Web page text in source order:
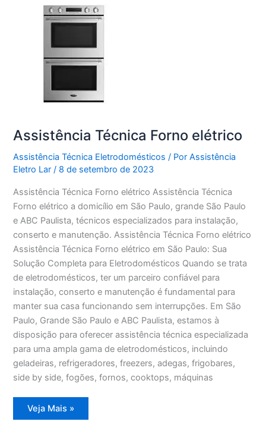
Assistência Técnica Forno elétrico
Assistência Técnica Eletrodomésticos / PorAssistência
Eletro Lar/ 8 de setembro de 2023
Assistência Técnica Forno elétrico Assistência Técnica
Forno elétrico a domicílio em São Paulo, grande São Paulo
e ABC Paulista, técnicos especializados para instalação,
conserto e manutenção. Assistência Técnica Forno elétrico
Assistência Técnica Forno elétrico em São Paulo: Sua
Solução Completa para Eletrodomésticos Quando se trata
de eletrodomésticos, ter um parceiro confiável para
instalação, conserto e manutenção é fundamental para
manter sua casa funcionando sem interrupções. Em São
Paulo, Grande São Paulo e ABC Paulista, estamos à
disposição para oferecer assistência técnica especializada
para uma ampla gama de eletrodomésticos, incluindo
geladeiras, refrigeradores, freezers, adegas, frigobares,
side by side, fogões, fornos, cooktops, máquinas
Assistência
Técnica
Veja Mais »